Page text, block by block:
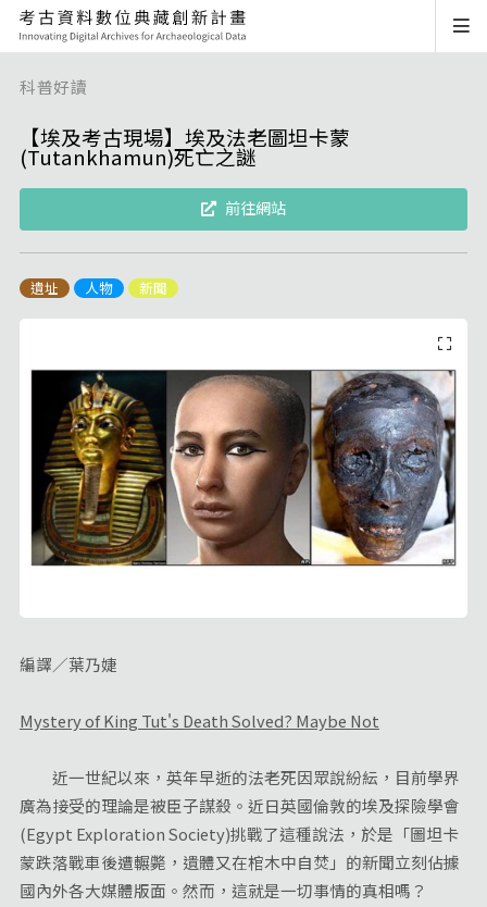
科普好讀
【埃及考古現場】埃及法老圖坦卡蒙
(Tutankhamun)死亡之謎
前往網站
遺址 人物 新聞
編譯／葉乃婕
Mystery of King Tut's Death Solved? Maybe Not
近一世紀以來，英年早逝的法老死因眾說紛紜，目前學界
廣為接受的理論是被臣子謀殺。近日英國倫敦的埃及探險學會
(Egypt Exploration Society)挑戰了這種說法，於是「圖坦卡
蒙跌落戰車後遭輾斃，遺體又在棺木中自焚」的新聞立刻佔據
國內外各大媒體版面。然而，這就是一切事情的真相嗎？